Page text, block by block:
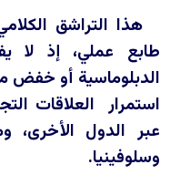
هذا التراشق
طابع عملي، إذ لا
الدبلوماسية أو خفض
استمرار العلاقات
عبر الدول الأخرى،
وسلوفينيا.